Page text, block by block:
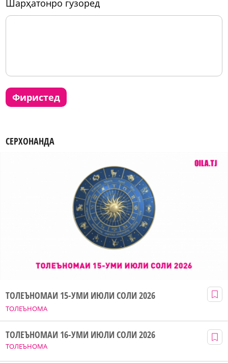
шарҳатонро гузоред
фиристед
СЕРХОНАНДА
ТОЛЕЪНОМА
ТОЛЕЪНОМАИ 15-УМИ ИЮЛИ СОЛИ 2026
ТОЛЕЪНОМА
ТОЛЕЪНОМАИ 16-УМИ ИЮЛИ СОЛИ 2026